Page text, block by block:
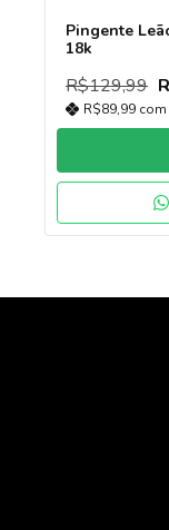
Pingente
18k
R$129,99
R$89,99 com